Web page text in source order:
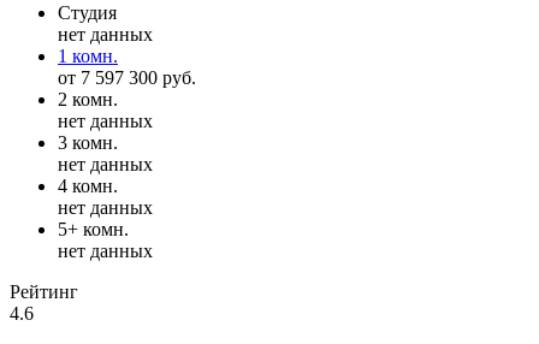
Студия
нет данных
1 комн.
от 7 597 300 руб.
2 комн.
нет данных
3 комн.
нет данных
4 комн.
нет данных
5+ комн.
нет данных
Рейтинг
4.6